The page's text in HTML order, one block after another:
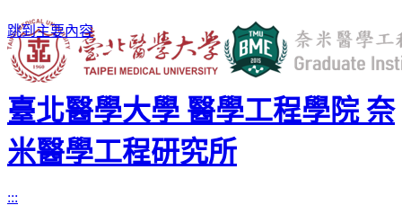
跳到主要內容
臺北醫學大學 醫學工程學院 奈
米醫學工程研究所
:::